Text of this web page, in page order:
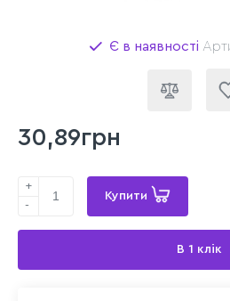
Є в наявності
30,89грн
+
-
Купити
В 1 клік